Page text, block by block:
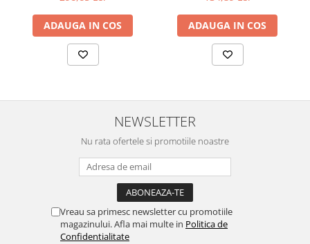
ADAUGA IN COS ADAUGA IN COS
NEWSLETTER
Nu rata ofertele si promotiile noastre
Vreau sa primesc newsletter cu promotiile
magazinului. Afla mai multe in Politica de
Confidentialitate